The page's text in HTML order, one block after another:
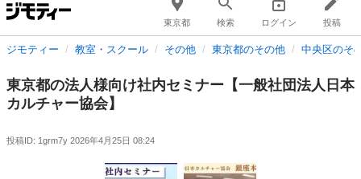
東京都 検索 ログイン 投稿
ジモティー 教室・スクール その他 東京都のその他 中央区のそ
東京都の法人様向け社内セミナー【一般社団法人日本
カルチャー協会】
投稿ID: 1grm7y 2026年4月25日 08:24